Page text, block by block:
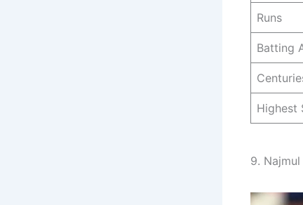
Runs
Batting
Highest
9.